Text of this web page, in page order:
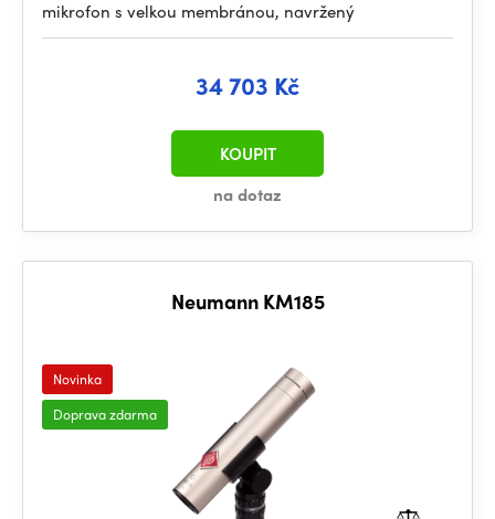
mikrofon s velkou membránou, navržený
34 703 Kč
na dotaz
KOUPIT
Neumann KM185
Novinka
Doprava zdarma